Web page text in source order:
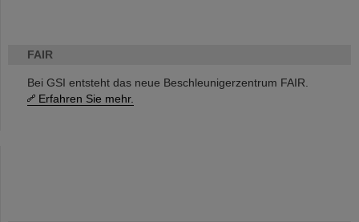
FAIR
Bei GSI entsteht das neue Beschleunigerzentrum FAIR.
Erfahren Sie mehr.